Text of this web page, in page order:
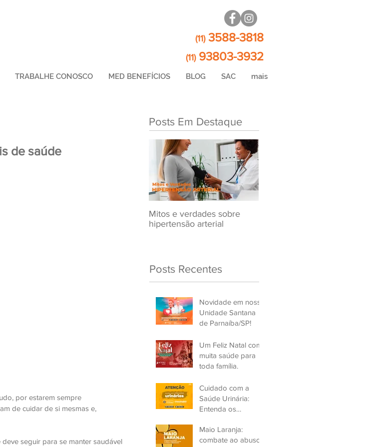
TRABALHE CONOSCO MED BENEFÍCIOS BLOG SAC mais
(11)3588-3818
(11)93803-3932
de saúde
por estarem sempre
de cuidar de si mesmas e,
seguir para se manter saudável
Posts Em Destaque
Mitos e verdades sobre
hipertensão arterial
Posts Recentes
Novidade em nossa
Unidade Santana
de Parnaíba/SP!
Um Feliz Natal com
muita saúde para
toda família.
Cuidado com a
Saúde Urinária:
Entenda os
Infecção e Busque
Ajuda Médica.
Maio Laranja:
combate ao abuso